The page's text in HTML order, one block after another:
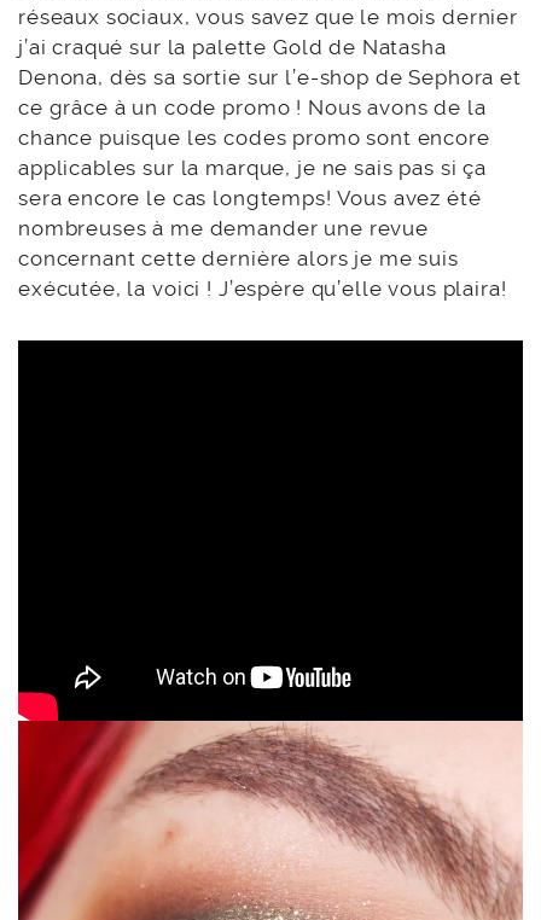
réseaux sociaux, vous savez que le mois dernier
j’ai craqué sur la palette Gold de Natasha
Denona, dès sa sortie sur l’e-shop de Sephora et
ce grâce à un code promo ! Nous avons de la
chance puisque les codes promo sont encore
applicables sur la marque, je ne sais pas si ça
sera encore le cas longtemps! Vous avez été
nombreuses à me demander une revue
concernant cette dernière alors je me suis
exécutée, la voici ! J’espère qu’elle vous plaira!